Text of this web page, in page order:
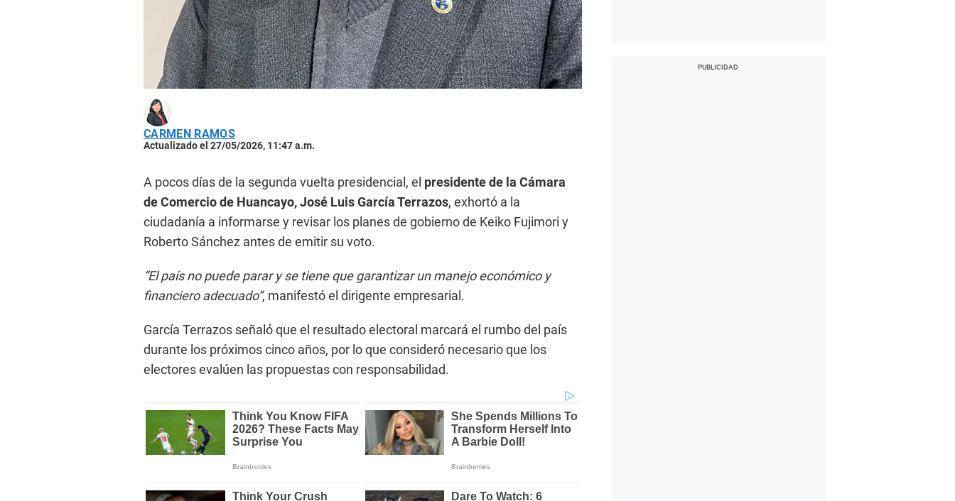
CARMEN RAMOS
Actualizado el 27/05/2026, 11:47 a.m.
A pocos días de la segunda vuelta presidencial, el presidente de la Cámara
de Comercio de Huancayo, José Luis García Terrazos, exhortó a la
ciudadanía a informarse y revisar los planes de gobierno de Keiko Fujimori y
Roberto Sánchez antes de emitir su voto.
“El país no puede parar y se tiene que garantizar un manejo económico y
financiero adecuado”, manifestó el dirigente empresarial.
García Terrazos señaló que el resultado electoral marcará el rumbo del país
durante los próximos cinco años, por lo que consideró necesario que los
electores evalúen las propuestas con responsabilidad.